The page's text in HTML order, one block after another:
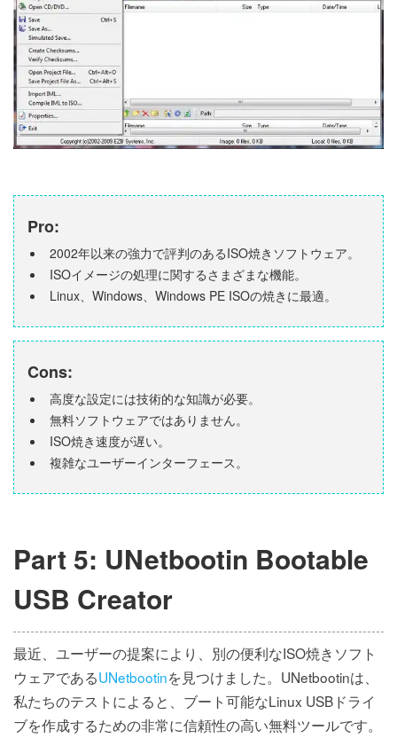
Pro:
2002年以来の強力で評判のあるISO焼きソフトウェア。
ISOイメージの処理に関するさまざまな機能。
Linux、Windows、Windows PE ISOの焼きに最適。
Cons:
高度な設定には技術的な知識が必要。
無料ソフトウェアではありません。
ISO焼き速度が遅い。
複雑なユーザーインターフェース。
Part 5: UNetbootin Bootable
USB Creator
最近、ユーザーの提案により、別の便利なISO焼きソフト
ウェアであるUNetbootinを見つけました。UNetbootinは、
私たちのテストによると、ブート可能なLinux USBドライ
ブを作成するための非常に信頼性の高い無料ツールです。